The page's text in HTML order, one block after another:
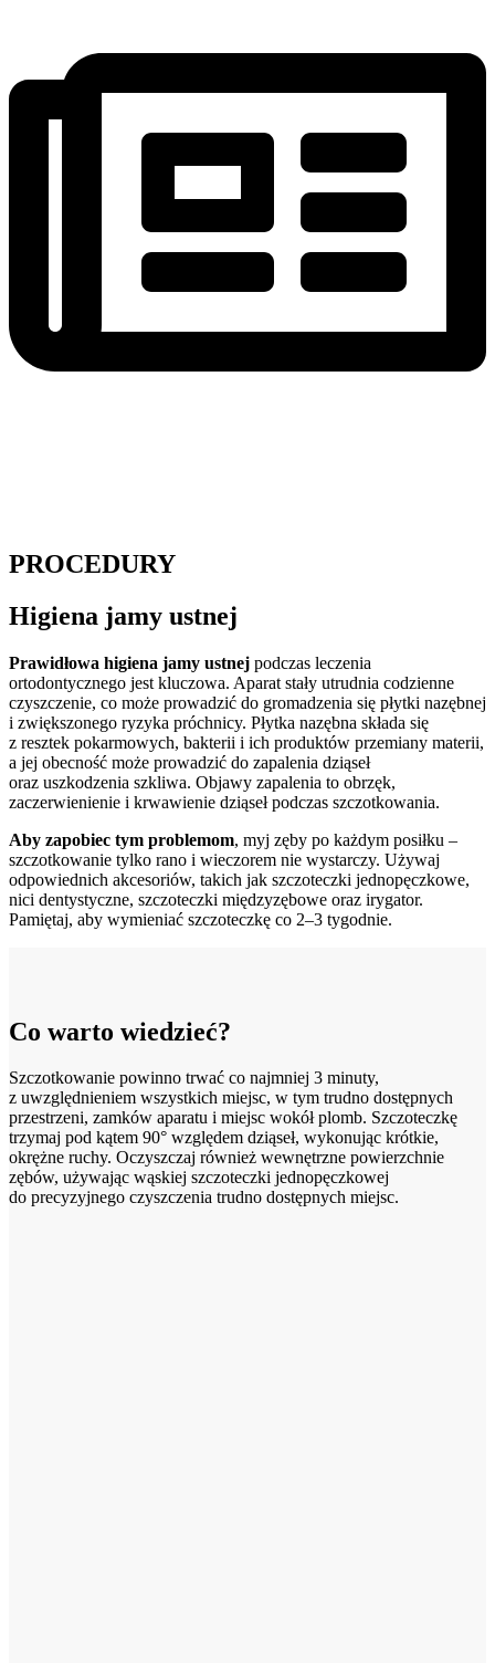
PROCEDURY
Higiena jamy ustnej
Prawidłowa higiena jamy ustnej podczas leczenia
ortodontycznego jest kluczowa. Aparat stały utrudnia codzienne
czyszczenie, co może prowadzić do gromadzenia się płytki nazębnej
i zwiększonego ryzyka próchnicy. Płytka nazębna składa się
z resztek pokarmowych, bakterii i ich produktów przemiany materii,
a jej obecność może prowadzić do zapalenia dziąseł
oraz uszkodzenia szkliwa. Objawy zapalenia to obrzęk,
zaczerwienienie i krwawienie dziąseł podczas szczotkowania.
Aby zapobiec tym problemom, myj zęby po każdym posiłku –
szczotkowanie tylko rano i wieczorem nie wystarczy. Używaj
odpowiednich akcesoriów, takich jak szczoteczki jednopęczkowe,
nici dentystyczne, szczoteczki międzyzębowe oraz irygator.
Pamiętaj, aby wymieniać szczoteczkę co 2–3 tygodnie.
Co warto wiedzieć?
Szczotkowanie powinno trwać co najmniej 3 minuty,
z uwzględnieniem wszystkich miejsc, w tym trudno dostępnych
przestrzeni, zamków aparatu i miejsc wokół plomb. Szczoteczkę
trzymaj pod kątem 90° względem dziąseł, wykonując krótkie,
okrężne ruchy. Oczyszczaj również wewnętrzne powierzchnie
zębów, używając wąskiej szczoteczki jednopęczkowej
do precyzyjnego czyszczenia trudno dostępnych miejsc.